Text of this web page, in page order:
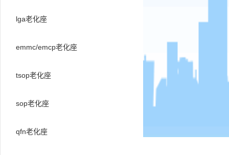
lga老化座
emmc/emcp老化座
tsop老化座
sop老化座
qfn老化座